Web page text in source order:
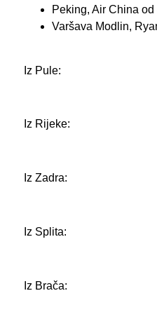
Peking, Air China od
Varšava Modlin,
Iz Pule:
Iz Rijeke:
Iz Zadra:
Iz Splita:
Iz Brača: